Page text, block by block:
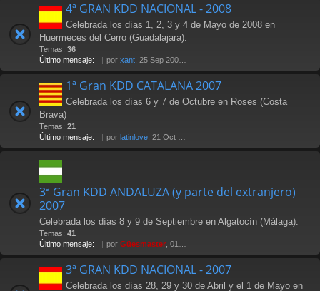
4ª GRAN KDD NACIONAL - 2008
Celebrada los días 1, 2, 3 y 4 de Mayo de 2008 en
Huermeces del Cerro (Guadalajara).
Temas: 36
Último mensaje:
por xant , 25 Sep 2008 11:02
1ª Gran KDD CATALANA 2007
Celebrada los días 6 y 7 de Octubre en Roses (Costa
Brava)
Temas: 21
Último mensaje:
por latinlove , 21 Oct 2007 20:28
3ª Gran KDD ANDALUZA (y parte del extranjero)
2007
Celebrada los días 8 y 9 de Septiembre en Algatocín (Málaga).
Temas: 41
Último mensaje:
por Güesmaster , 01 Oct 2007 02:36
3ª GRAN KDD NACIONAL - 2007
Celebrada los días 28, 29 y 30 de Abril y el 1 de Mayo en